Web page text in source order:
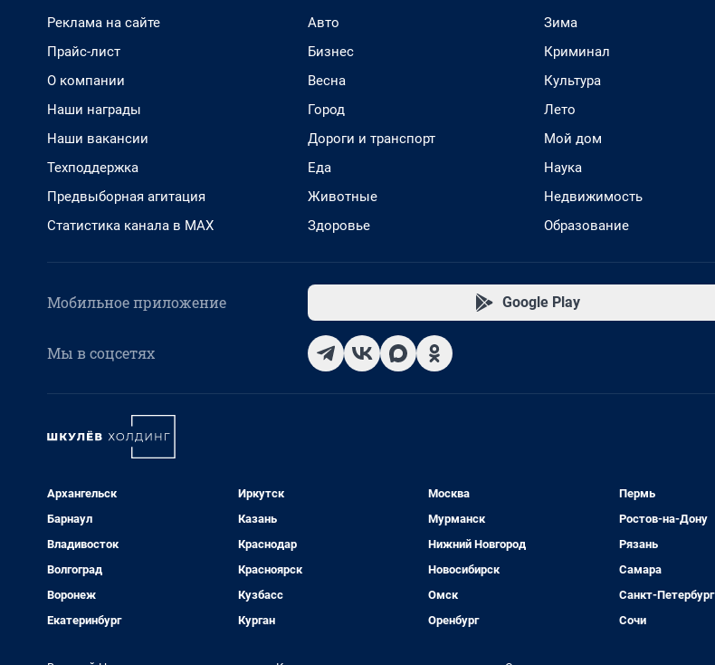
Реклама на сайте
Прайс-лист
О компании
Наши награды
Наши вакансии
Техподдержка
Предвыборная агитация
Статистика канала в MAX
Авто
Бизнес
Весна
Город
Дороги и транспорт
Еда
Животные
Здоровье
Зима
Криминал
Культура
Лето
Мой дом
Наука
Недвижимость
Образование
Мобильное приложение Google Play
Мы в соцсетях
Архангельск
Барнаул
Владивосток
Волгоград
Воронеж
Екатеринбург
Иркутск
Казань
Краснодар
Красноярск
Кузбасс
Курган
Москва
Мурманск
Нижний Новгород
Новосибирск
Омск
Оренбург
Пермь
Ростов-на-Дону
Рязань
Самара
Санкт-Петербург
Сочи